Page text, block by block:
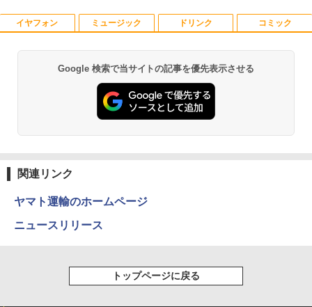
1
PHILIPS 241V8 LED液晶モニター 23.8
ルHD）16:9 IPSパネル 非光沢 ノングレ
ア 液晶ディスプレイ HDMI VGA VESA準
拠 PS4 switch 対応 スイッチ 【中古】
￥6,500
万色 300nits ΔE＜1 低ブルーライト 大
1
【楽天ブックス限定特典】原かれん 1st
れん ]
料無料】【新品】
イヤフォン
Anker Soundcore P40i オフホワイト
￥7,990
￥14,990
ミュージック
BRUCE WAYNE feat. Flo Milli, ATL Jacob
[Explicit]
￥250
￥250
￥250
ドリンク
【Amazon.co.jp限定】 い・ろ・は・す 2L P
ET ラベルレス ×8本
￥1,112
ットル (Smart Basic)
￥1,117
コミック
薬屋のひとりごと 17巻 (デジタル版ビッグガ
ンガンコミックス)
￥770
￥832
￥594
Google 検索で当サイトの記事を優先表示させる
関連リンク
ヤマト運輸のホームページ
ニュースリリース
トップページに戻る